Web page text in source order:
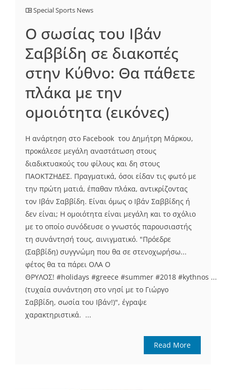
Special Sports News
Ο σωσίας του Ιβάν
Σαββίδη σε διακοπές
στην Κύθνο: Θα πάθετε
πλάκα με την
ομοιότητα (εικόνες)
Η ανάρτηση στο Facebook του Δημήτρη Μάρκου,
προκάλεσε μεγάλη αναστάτωση στους
διαδικτυακούς του φίλους και δη στους
ΠΑΟΚΤΖΗΔΕΣ. Πραγματικά, όσοι είδαν τις φωτό με
την πρώτη ματιά, έπαθαν πλάκα, αντικρίζοντας
τον Ιβάν Σαββίδη. Είναι όμως ο Ιβάν Σαββίδης ή
δεν είναι; Η ομοιότητα είναι μεγάλη και το σχόλιο
με το οποίο συνόδευσε ο γνωστός παρουσιαστής
τη συνάντησή τους, αινιγματικό. "Πρόεδρε
(Σαββίδη) συγγνώμη που θα σε στενοχωρήσω...
φέτος θα τα πάρει ΟΛΑ Ο
ΘΡΥΛΟΣ! #holidays #greece #summer #2018 #kythnos ...
(τυχαία συνάντηση στο νησί με το Γιώργο
Σαββίδη, σωσία του Ιβάν!)", έγραψε
χαρακτηριστικά. ...
Read More